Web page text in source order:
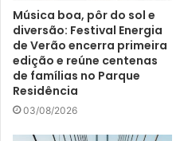
Música boa, pôr do sol e
diversão: Festival Energia
de Verão encerra primeira
edição e reúne centenas
de famílias no Parque
Residência
03/08/2026